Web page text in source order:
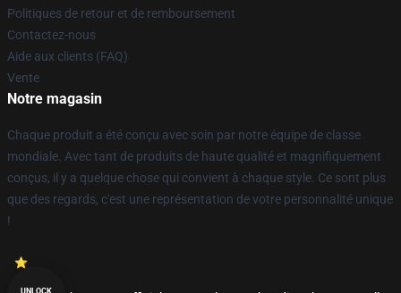
Politiques de retour et de remboursement
Contactez-nous
Aide aux clients (FAQ)
Vente
Notre magasin
Chaque produit a été conçu avec soin par notre équipe de classe
mondiale. Avec tant de produits de haute qualité et magnifiquement
conçus, il y a quelque chose qui convient à chaque style. Ce sont plus
que des regards, c'est une représentation de votre personnalité unique
!
UNLOCK